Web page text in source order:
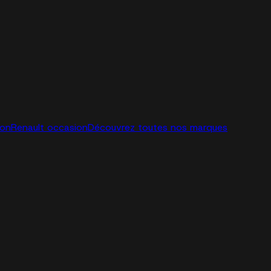
Renault occasionDécouvrez toutes nos marques